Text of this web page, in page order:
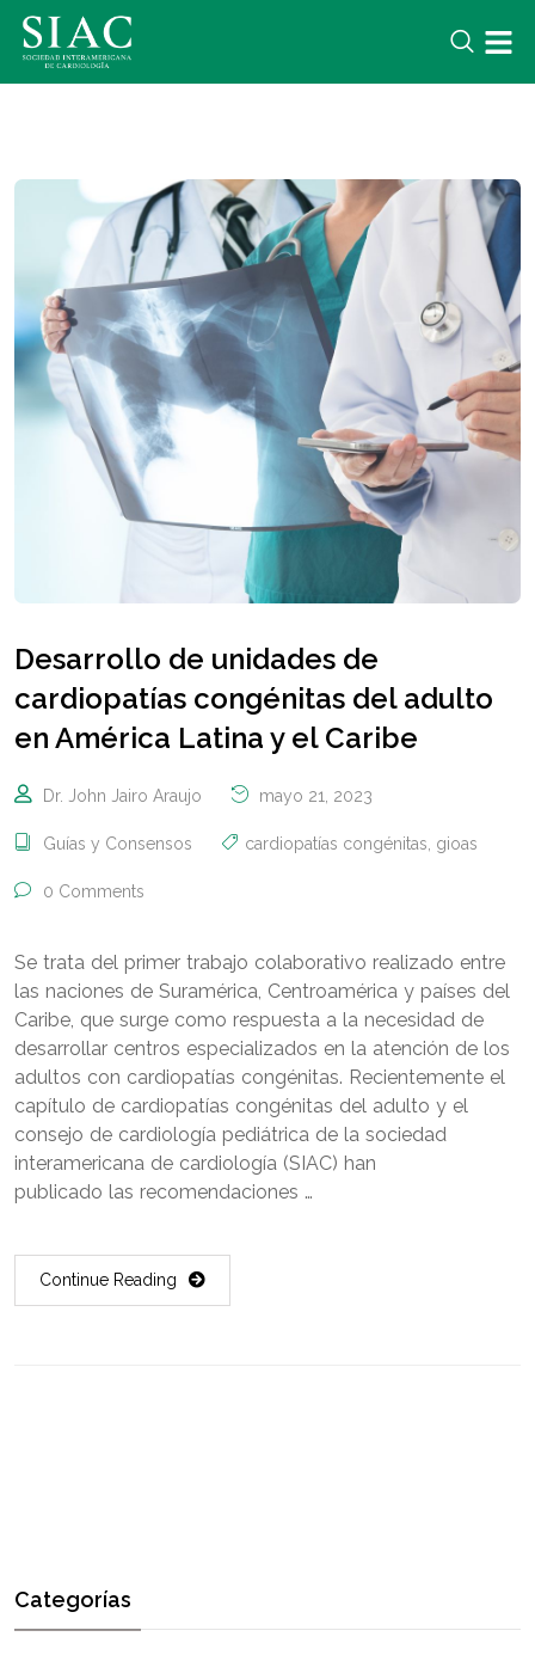
Desarrollo de unidades de
cardiopatías congénitas del adulto
en América Latina y el Caribe
Dr. John Jairo Araujo mayo 21, 2023
Guías y Consensos cardiopatías congénitas, gioas
0 Comments
Se trata del primer trabajo colaborativo realizado entre
las naciones de Suramérica, Centroamérica y países del
Caribe, que surge como respuesta a la necesidad de
desarrollar centros especializados en la atención de los
adultos con cardiopatías congénitas. Recientemente el
capítulo de cardiopatías congénitas del adulto y el
consejo de cardiología pediátrica de la sociedad
interamericana de cardiología (SIAC) han
publicado las recomendaciones …
Continue Reading
Categorías